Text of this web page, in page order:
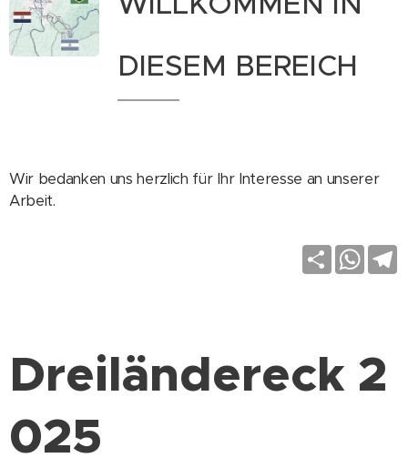
DIESEM BEREICH
Wir bedanken uns herzlich für Ihr Interesse an unserer
Arbeit.
S W
p
Dreiländereck 2
025